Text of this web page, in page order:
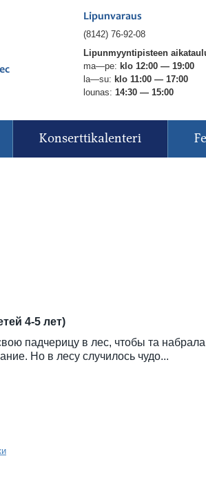
Lipunvaraus
(8142) 76-92-08
Lipunmyyntipisteen
ma—pe: klo 12:00 — 19:00
la—su: klo 11:00 — 17:00
lounas: 14:30 — 15:00
Konserttikalenteri
4-5 лет)
падчерицу в лес, чтобы та
Но в лесу случилось чудо...